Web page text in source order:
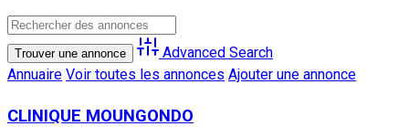
Advanced Search
Annuaire Voir toutes les annonces Ajouter une annonce
CLINIQUE MOUNGONDO